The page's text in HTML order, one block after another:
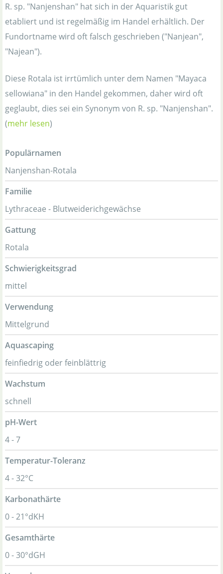
R. sp. "Nanjenshan" hat sich in der Aquaristik gut
etabliert und ist regelmäßig im Handel erhältlich. Der
Fundortname wird oft falsch geschrieben ("Nanjean",
"Najean").
Diese Rotala ist irrtümlich unter dem Namen "Mayaca
sellowiana" in den Handel gekommen, daher wird oft
geglaubt, dies sei ein Synonym von R. sp. "Nanjenshan".
(mehr lesen)
Populärnamen
Nanjenshan-Rotala
Familie
Lythraceae - Blutweiderichgewächse
Gattung
Rotala
Schwierigkeitsgrad
mittel
Verwendung
Mittelgrund
Aquascaping
feinfiedrig oder feinblättrig
Wachstum
schnell
pH-Wert
4 - 7
Temperatur-Toleranz
4 - 32°C
Karbonathärte
0 - 21°dKH
Gesamthärte
0 - 30°dGH